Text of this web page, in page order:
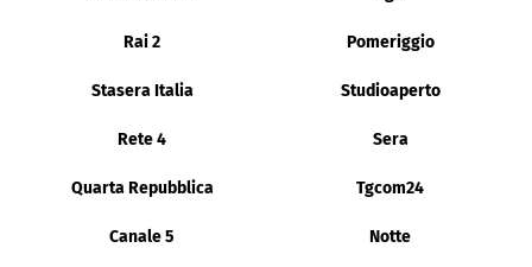
Rai 2 Pomeriggio
Stasera Italia Studioaperto
Rete 4 Sera
Quarta Repubblica Tgcom24
Canale 5 Notte